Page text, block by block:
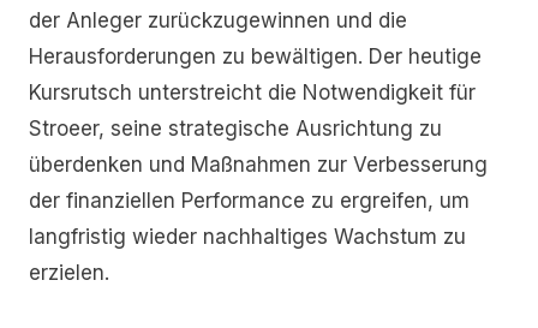
der Anleger zurückzugewinnen und die
Herausforderungen zu bewältigen. Der heutige
Kursrutsch unterstreicht die Notwendigkeit für
Stroeer, seine strategische Ausrichtung zu
überdenken und Maßnahmen zur Verbesserung
der finanziellen Performance zu ergreifen, um
langfristig wieder nachhaltiges Wachstum zu
erzielen.